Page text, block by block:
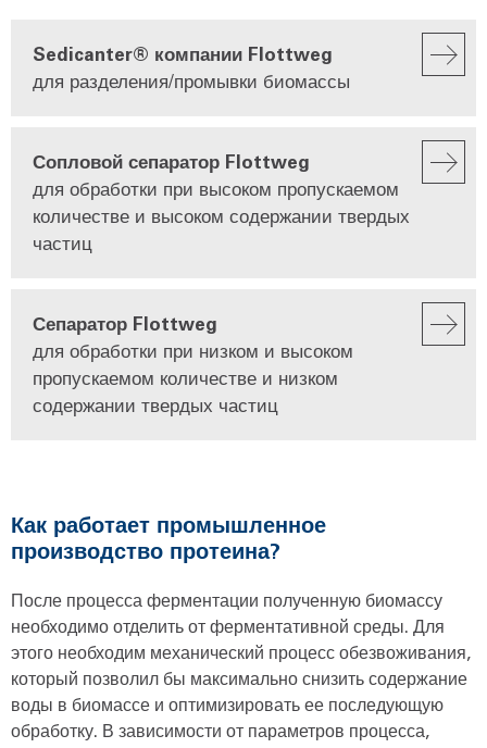
Sedicanter® компании Flottweg
для разделения/промывки биомассы
Сопловой сепаратор Flottweg
для обработки при высоком пропускаемом
количестве и высоком содержании твердых
частиц
Сепаратор Flottweg
для обработки при низком и высоком
пропускаемом количестве и низком
содержании твердых частиц
Как работает промышленное
производство протеина?
После процесса ферментации полученную биомассу
необходимо отделить от ферментативной среды. Для
этого необходим механический процесс обезвоживания,
который позволил бы максимально снизить содержание
воды в биомассе и оптимизировать ее последующую
обработку. В зависимости от параметров процесса,